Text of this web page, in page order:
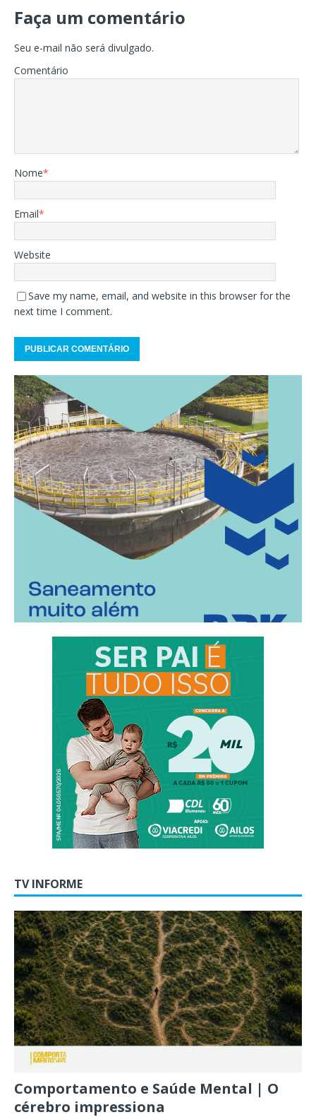
Faça um comentário
Seu e-mail não será divulgado.
Comentário
Nome*
Email*
Website
Save my name, email, and website in this browser for the
next time I comment.
TV INFORME
Comportamento e Saúde Mental | O
cérebro impressiona